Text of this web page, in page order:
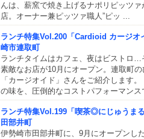
んは、薪窯で焼き上げるナポリピッツァ
店。オーナー兼ピッツァ職人”ピッ ...
ランチ特集Vol.200「Cardioid カージ
崎市連取町
ランチタイムはカフェ、夜はビストロ…
素敵なお店が10月にオープン。連取町
「カージオイド」さんをご紹介します
の味を、圧倒的なコストパフォーマン
ランチ特集Vol.199「喫茶◎にじゅうま
田部井町
伊勢崎市田部井町に、9月にオープンし